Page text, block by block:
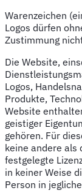
Warenzeichen
Logos dürfen
Zustimmung
Die Website,
Logos,
Produkte,
Website
geistiger
gehören. Für
keine andere als
festgelegte
in keiner Weise
Person in